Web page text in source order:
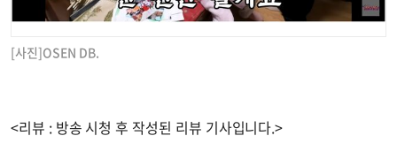
[사진]OSEN DB.
<리뷰 : 방송 시청 후 작성된 리뷰 기사입니다.>